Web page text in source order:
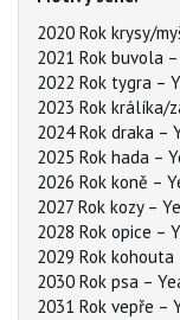
2020 Rok krysy/
2021 Rok buvola
2022 Rok tygra –
2023 Rok králíka/
2024 Rok draka –
2025 Rok hada –
2026 Rok koně –
2027 Rok kozy –
2028 Rok opice –
2029 Rok
2030 Rok psa –
2031 Rok vepře –